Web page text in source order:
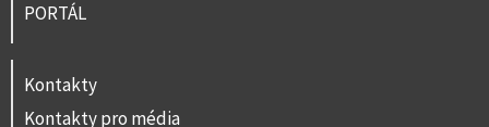
PORTÁL
Kontakty
Kontakty pro média